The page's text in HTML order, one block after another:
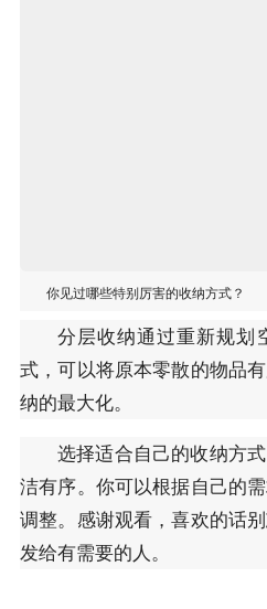
你见过哪些特别厉害的收纳方式？
分层收纳通过重新规划
式，可以将原本零散的物品
纳的最大化。
选择适合自己的收纳方
洁有序。你可以根据自己的
调整。感谢观看，喜欢的话
发给有需要的人。